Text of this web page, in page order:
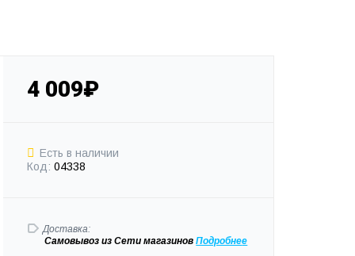
4 009₽
Есть в наличии
Код: 04338
Доставка:
Самовывозиз Сети магазиновПодробнее